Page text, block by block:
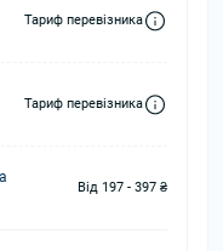
Тариф перевізника
Тариф перевізника
Від 197 - 397 ₴